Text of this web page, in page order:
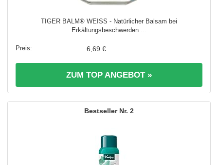
TIGER BALM® WEISS - Natürlicher Balsam bei
Erkältungsbeschwerden ...
6,69 €
ZUM TOP ANGEBOT »
2